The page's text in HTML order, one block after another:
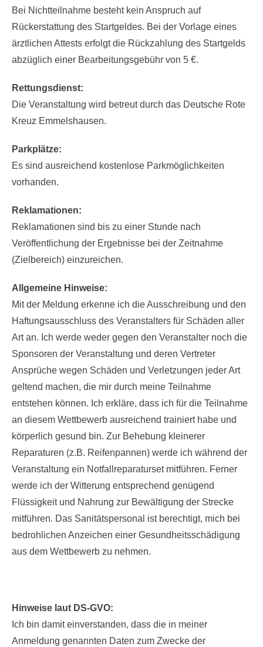
Risiko.
Bei Nichtteilnahme besteht kein Anspruch auf
Rückerstattung des Startgeldes. Bei der Vorlage eines
ärztlichen Attests erfolgt die Rückzahlung des Startgelds
Rettungsdienst:
Die Veranstaltung wird betreut durch das Deutsche Rote
Parkplätze:
Es sind ausreichend kostenlose Parkmöglichkeiten
Reklamationen:
Reklamationen sind bis zu einer Stunde nach
Veröffentlichung der Ergebnisse bei der Zeitnahme
Allgemeine Hinweise:
Mit der Meldung erkenne ich die Ausschreibung und den
Haftungsausschluss des Veranstalters für Schäden aller
Art an. Ich werde weder gegen den Veranstalter noch die
Sponsoren der Veranstaltung und deren Vertreter
Ansprüche wegen Schäden und Verletzungen jeder Art
geltend machen, die mir durch meine Teilnahme
entstehen können. Ich erkläre, dass ich für die Teilnahme
an diesem Wettbewerb ausreichend trainiert habe und
körperlich gesund bin. Zur Behebung kleinerer
Reparaturen (z.B. Reifenpannen) werde ich während der
Veranstaltung ein Notfallreparaturset mitführen. Ferner
werde ich der Witterung entsprechend genügend
Flüssigkeit und Nahrung zur Bewältigung der Strecke
mitführen. Das Sanitätspersonal ist berechtigt, mich bei
bedrohlichen Anzeichen einer Gesundheitsschädigung
Hinweise laut DS-GVO:
Ich bin damit einverstanden, dass die in meiner